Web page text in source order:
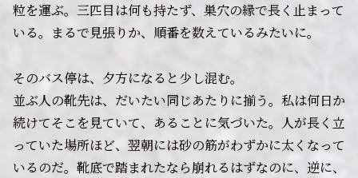
粒を運ぶ。三匹目は何も持たず、巣穴の縁で長く止まって
いる。まるで見張りか、順番を数えているみたいに。
そのバス停は、夕方になると少し混む。
並ぶ人の靴先は、だいたい同じあたりに揃う。私は何日か
続けてそこを見ていて、あることに気づいた。人が長く立
っていた場所ほど、翌朝には砂の筋がわずかに太くなって
いるのだ。靴底で踏まれたなら崩れるはずなのに、逆に、